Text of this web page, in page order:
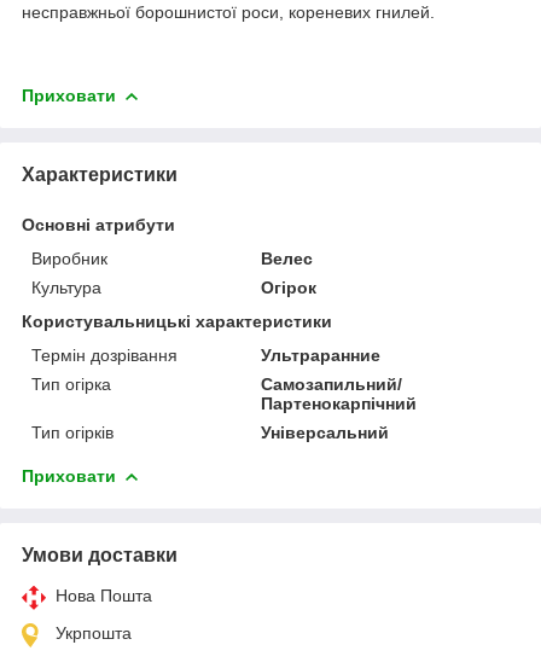
несправжньої борошнистої роси, кореневих гнилей.
Приховати
Характеристики
Основні атрибути
Виробник
Велес
Культура
Огірок
Користувальницькі характеристики
Термін дозрівання
Ультраранние
Тип огірка
Самозапильний/
Партенокарпічний
Тип огірків
Універсальний
Приховати
Умови доставки
Нова Пошта
Укрпошта